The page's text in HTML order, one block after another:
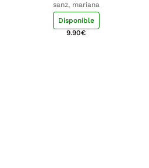
sanz, mariana
Disponible
9.90€